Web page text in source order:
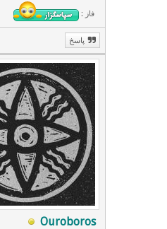
فاز :
پاسخ
Ouroboros